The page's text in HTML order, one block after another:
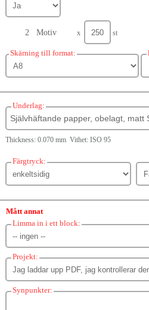
2 Motiv x st
Skärning till format:
Underlag:
Thickness: 0.070 mm Vithet: ISO 95
Färgtryck:
Mått annat
Limma in i ett block:
Projekt:
Synpunkter: